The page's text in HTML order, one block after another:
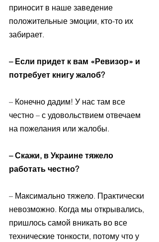
приносит в наше заведение
положительные эмоции, кто-то их
забирает.
– Если придет к вам «Ревизор» и
потребует книгу жалоб?
– Конечно дадим! У нас там все
честно – с удовольствием отвечаем
на пожелания или жалобы.
– Скажи, в Украине тяжело
работать честно?
– Максимально тяжело. Практически
невозможно. Когда мы открывались,
пришлось самой вникать во все
технические тонкости, потому что у